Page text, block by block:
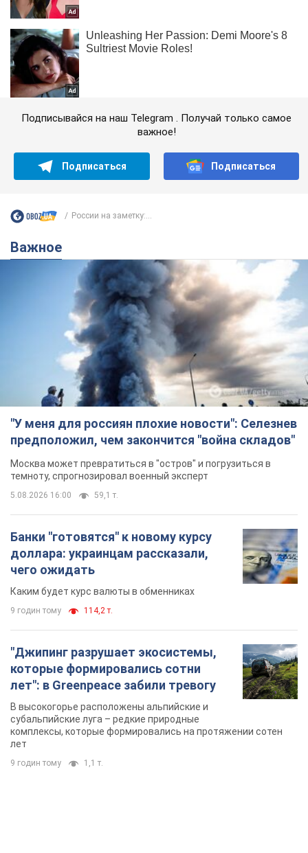
Подписывайся на наш Telegram . Получай только самое
важное!
Подписаться Подписаться
России на заметку:...
Важное
"У меня для россиян плохие новости": Селезнев
предположил, чем закончится "война складов"
Москва может превратиться в "остров" и погрузиться в
темноту, спрогнозировал военный эксперт
5.08.2026 16:00 59,1 т.
Банки "готовятся" к новому курсу
доллара: украинцам рассказали,
чего ожидать
Каким будет курс валюты в обменниках
9 годин тому 114,2 т.
"Джипинг разрушает экосистемы,
которые формировались сотни
лет": в Greenpeace забили тревогу
В высокогорье расположены альпийские и
субальпийские луга – редкие природные
комплексы, которые формировались на протяжении сотен
лет
9 годин тому 1,1 т.